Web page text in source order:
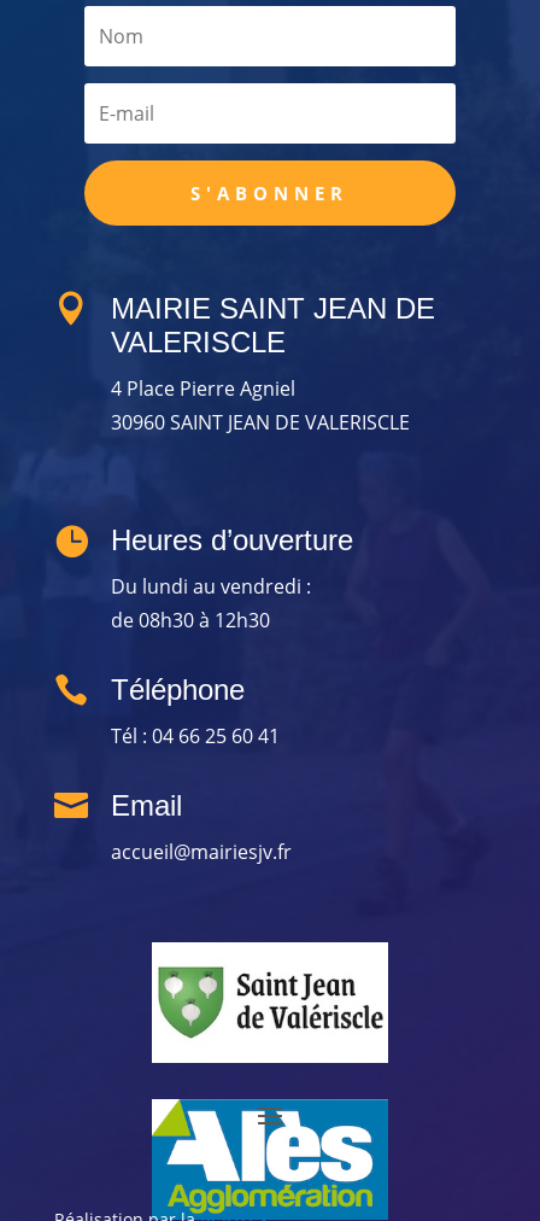
S'ABONNER

MAIRIE SAINT JEAN DE
VALERISCLE
4 Place Pierre Agniel
30960 SAINT JEAN DE VALERISCLE
 Heures d’ouverture
Du lundi au vendredi :
de 08h30 à 12h30
 Téléphone
Tél : 04 66 25 60 41
 Email
accueil@mairiesjv.fr